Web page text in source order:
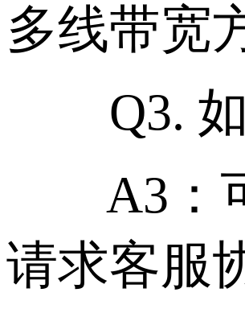
多线带宽
Q3. 如
A3：可
请求客服